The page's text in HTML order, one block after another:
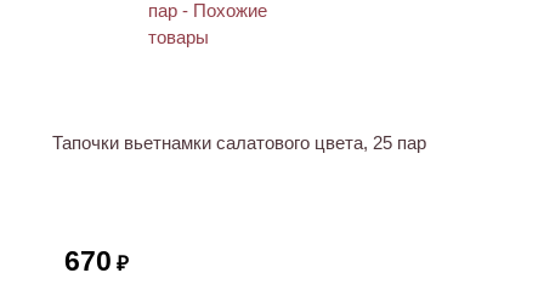
Тапочки вьетнамки салатового цвета, 25 пар
670 ₽